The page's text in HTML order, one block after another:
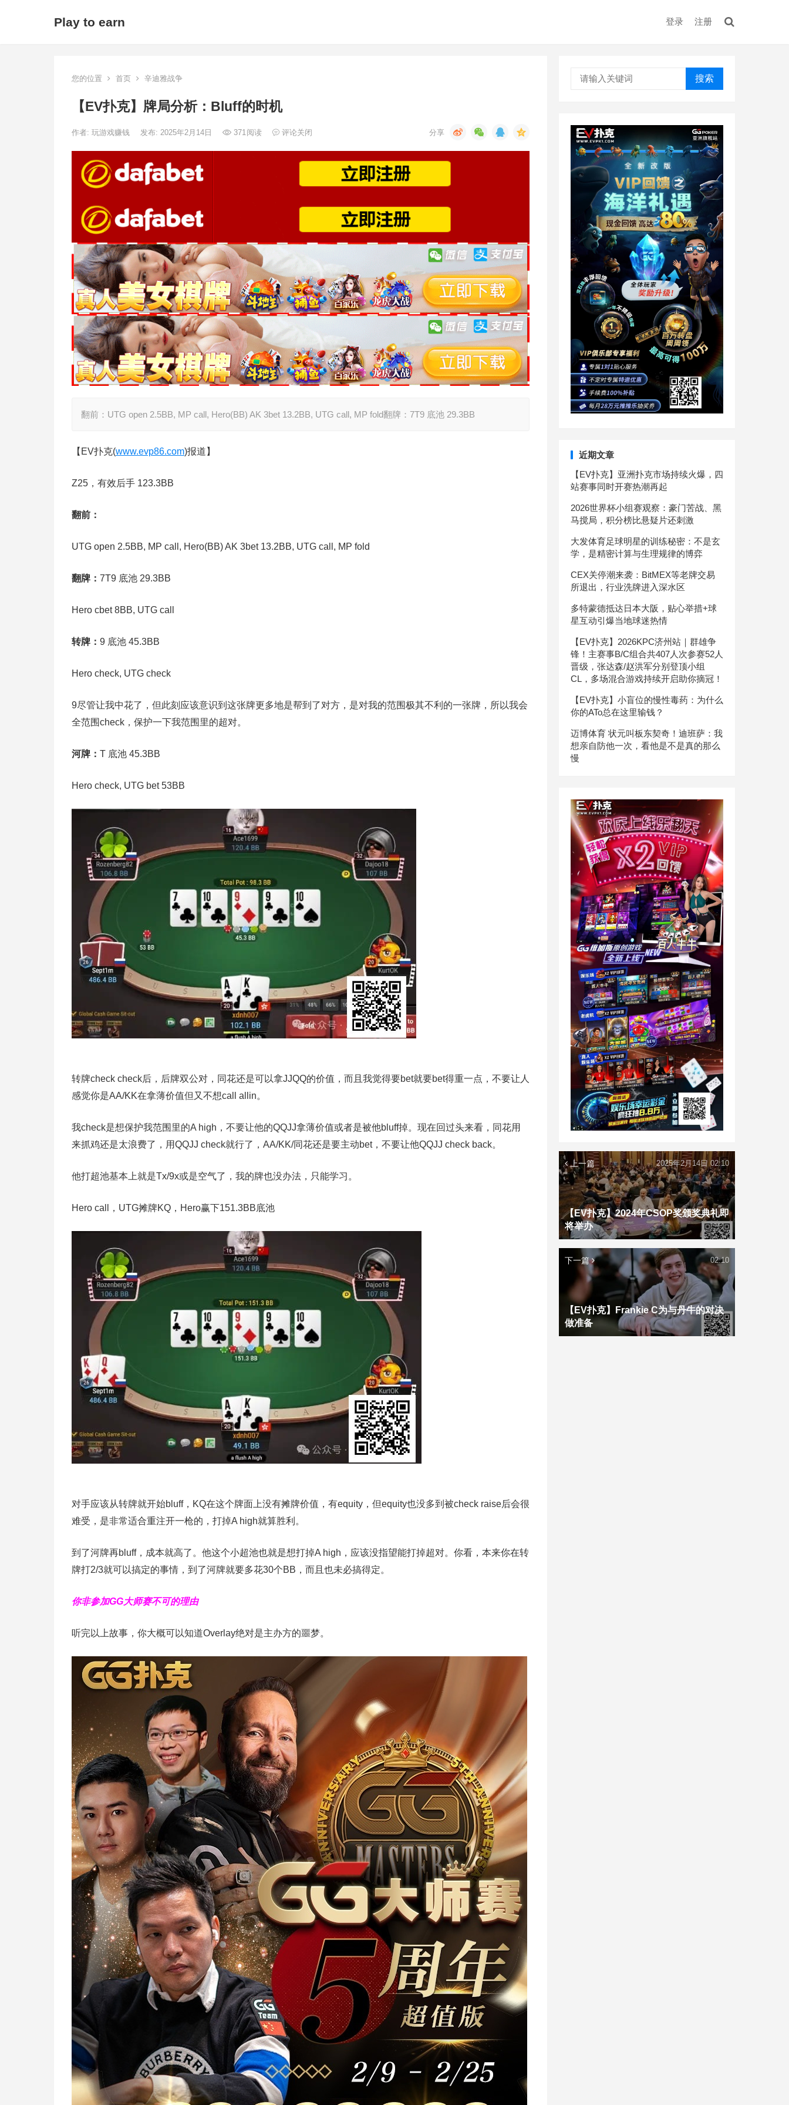
Play to earn 登录 注册
您的位置 首页 辛迪雅战争
【EV扑克】牌局分析：Bluff的时机
作者: 玩游戏赚钱 发布: 2025年2月14日 371阅读 评论关闭
翻前：UTG open 2.5BB, MP call, Hero(BB) AK 3bet 13.2BB, UTG call, MP fold翻牌：7T9 底池 29.3BB
【EV扑克(www.evp86.com)报道】
Z25，有效后手 123.3BB
翻前：
UTG open 2.5BB, MP call, Hero(BB) AK 3bet 13.2BB, UTG call, MP fold
翻牌： 7T9 底池 29.3BB
Hero cbet 8BB, UTG call
转牌： 9 底池 45.3BB
Hero check, UTG check
9尽管让我中花了，但此刻应该意识到这张牌更多地是帮到了对方，是对我的范围极其不利的一张牌，所以我会
全范围check，保护一下我范围里的超对。
河牌： T 底池 45.3BB
Hero check, UTG bet 53BB
转牌check check后，后牌双公对，同花还是可以拿JJQQ的价值，而且我觉得要bet就要bet得重一点，不要让人
感觉你是AA/KK在拿薄价值但又不想call allin。
我check是想保护我范围里的A high，不要让他的QQJJ拿薄价值或者是被他bluff掉。现在回过头来看，同花用
来抓鸡还是太浪费了，用QQJJ check就行了，AA/KK/同花还是要主动bet，不要让他QQJJ check back。
他打超池基本上就是Tx/9x或是空气了，我的牌也没办法，只能学习。
Hero call，UTG摊牌KQ，Hero赢下151.3BB底池
对手应该从转牌就开始bluff，KQ在这个牌面上没有摊牌价值，有equity，但equity也没多到被check raise后会很
难受，是非常适合重注开一枪的，打掉A high就算胜利。
到了河牌再bluff，成本就高了。他这个小超池也就是想打掉A high，应该没指望能打掉超对。你看，本来你在转
牌打2/3就可以搞定的事情，到了河牌就要多花30个BB，而且也未必搞得定。
你非参加GG大师赛不可的理由
听完以上故事，你大概可以知道Overlay绝对是主办方的噩梦。
搜索
近期文章
【EV扑克】亚洲扑克市场持续火爆，四
站赛事同时开赛热潮再起
2026世界杯小组赛观察：豪门苦战、黑
马搅局，积分榜比悬疑片还刺激
大发体育足球明星的训练秘密：不是玄
学，是精密计算与生理规律的博弈
CEX关停潮来袭：BitMEX等老牌交易
所退出，行业洗牌进入深水区
多特蒙德抵达日本大阪，贴心举措+球
星互动引爆当地球迷热情
【EV扑克】2026KPC济州站｜群雄争
锋！主赛事B/C组合共407人次参赛52人
晋级，张达森/赵洪军分别登顶小组
CL，多场混合游戏持续开启助你摘冠！
【EV扑克】小盲位的慢性毒药：为什么
你的ATo总在这里输钱？
迈博体育 状元叫板东契奇！迪班萨：我
想亲自防他一次，看他是不是真的那么
慢
上一篇
【EV扑克】2024年CSOP奖颁奖典礼即
将举办
2025年2月14日 02:10
下一篇
【EV扑克】Frankie C为与丹牛的对决
做准备
02:10